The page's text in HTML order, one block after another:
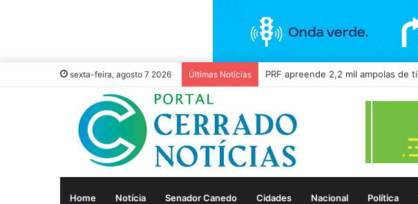
sexta-feira, agosto 7 2026 Últimas Notícias Casal é preso após agredir mulher
Home Notícia Senador Canedo Cidades Nacional Política